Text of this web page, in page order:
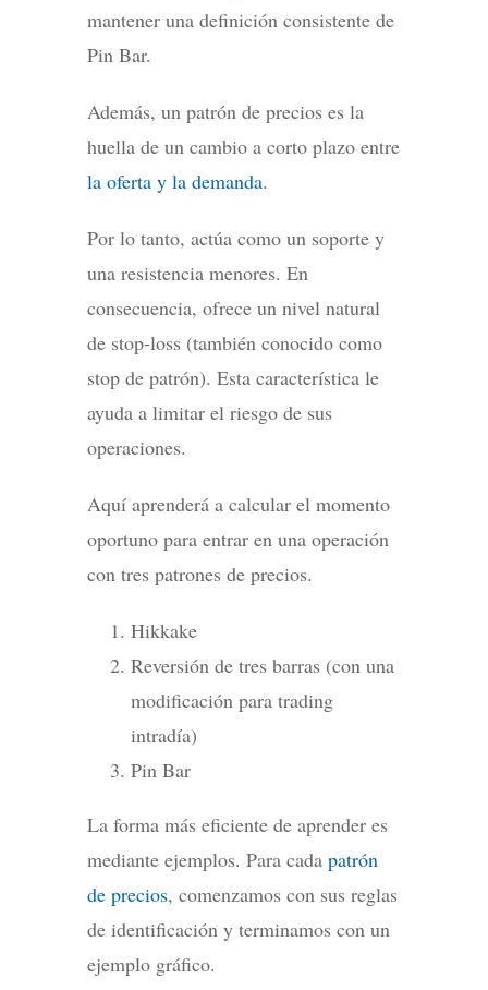
mantener una definición consistente de
Pin Bar.
Además, un patrón de precios es la
huella de un cambio a corto plazo entre
la oferta y la demanda.
Por lo tanto, actúa como un soporte y
una resistencia menores. En
consecuencia, ofrece un nivel natural
de stop-loss (también conocido como
stop de patrón). Esta característica le
ayuda a limitar el riesgo de sus
operaciones.
Aquí aprenderá a calcular el momento
oportuno para entrar en una operación
con tres patrones de precios.
Hikkake
Reversión de tres barras (con una
modificación para trading
intradía)
Pin Bar
La forma más eficiente de aprender es
mediante ejemplos. Para cada patrón
de precios, comenzamos con sus reglas
de identificación y terminamos con un
ejemplo gráfico.